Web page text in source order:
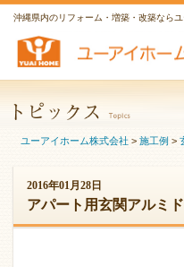
沖縄県内のリフォーム・増築・改築なら
ユーアイホーム株式会社 > 施工例 >
2016年01月28日
アパート用玄関アルミ